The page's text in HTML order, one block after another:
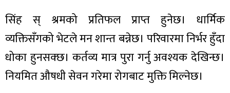
सिंह स् श्रमको प्रतिफल प्राप्त हुनेछ। धार्मिक
व्यक्तिसँगको भेटले मन शान्त बन्नेछ। परिवारमा निर्भर हुँदा
धोका हुनसक्छ। कर्तव्य मात्र पुरा गर्नु अवश्यक देखिन्छ।
नियमित औषधी सेवन गरेमा रोगबाट मुक्ति मिल्नेछ।